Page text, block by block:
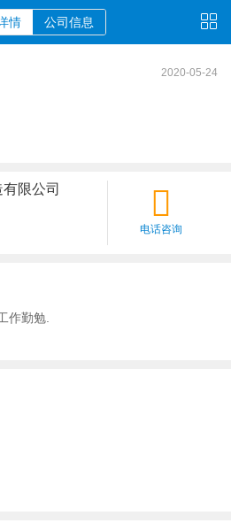
情 公司信息
2020-05-24
限公司
电话咨询
得配合，工作勤勉.